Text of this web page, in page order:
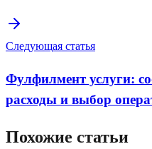
Следующая статья
Фулфилмент услуги:
расходы и выбор
Похожие статьи